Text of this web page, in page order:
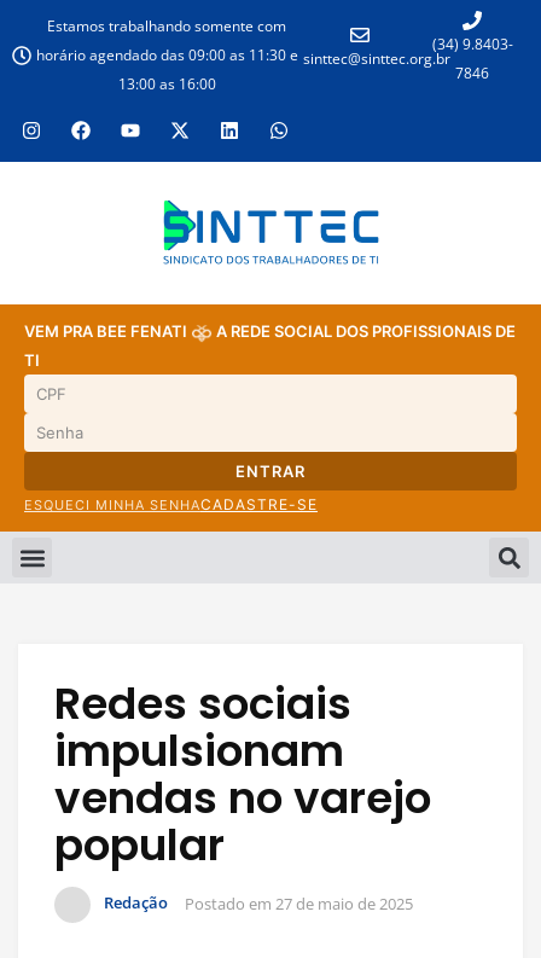
Estamos trabalhando somente com
horário agendado das 09:00 as 11:30 e
13:00 as 16:00
sinttec@sinttec.org.br
(34) 9.8403-
7846
VEM PRA BEE FENATI
A REDE SOCIAL DOS PROFISSIONAIS DE
TI
ENTRAR
ESQUECI MINHA SENHACADASTRE-SE
Redes sociais
impulsionam
vendas no varejo
popular
Redação Postado em 27 de maio de 2025